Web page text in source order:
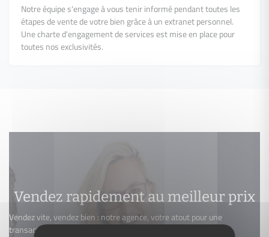
Notre équipe s'engage à vous tenir informé pendant toutes les
étapes de vente de votre bien grâce à un extranet personnel.
Une charte d'engagement de services est mise en place pour
toutes nos exclusivités.
Vendez rapidement au meilleur prix
Vendez vite, vendez bien : notre agence, votre atout pour une
transaction réussie.